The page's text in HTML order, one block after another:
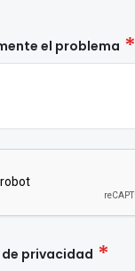
el problema
privacidad